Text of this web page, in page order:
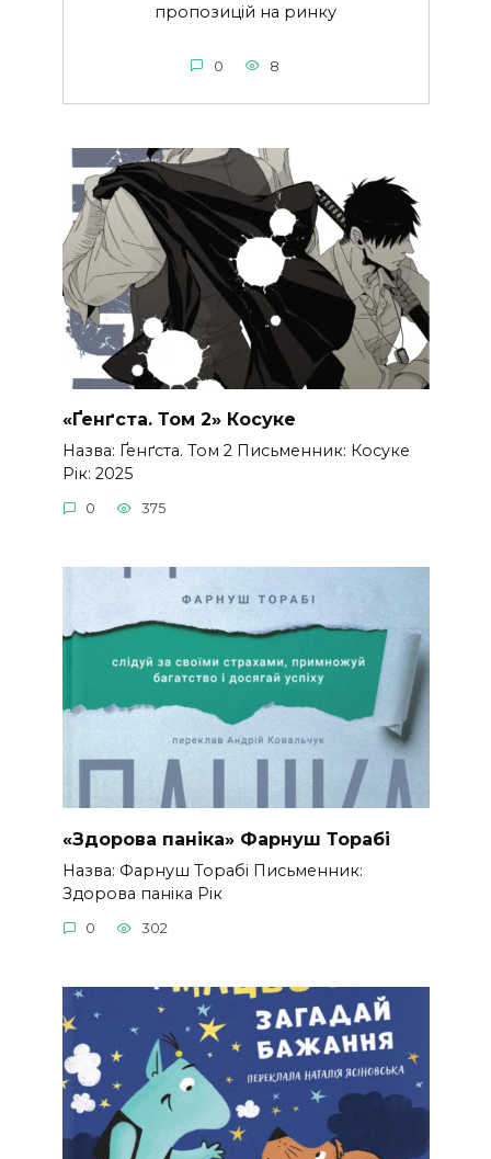
пропозицій на ринку
0 8
«Ґенґста. Том 2» Косуке
Назва: Ґенґста. Том 2 Письменник: Косуке
Рік: 2025
0 375
«Здорова паніка» Фарнуш Торабі
Назва: Фарнуш Торабі Письменник:
Здорова паніка Рік
0 302